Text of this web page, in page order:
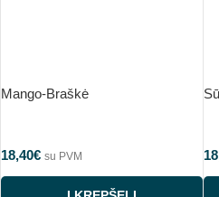
Mango-Braškė
18,40€ su PVM